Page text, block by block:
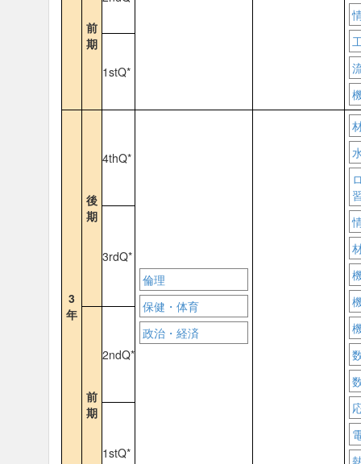
前
期
1stQ*
3
年
後
期
4thQ*
倫理
保健・体育
政治・経済
3rdQ*
前
期
2ndQ*
1stQ*